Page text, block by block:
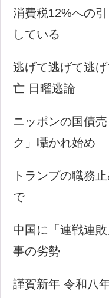
消費税12%への
している
逃げて逃げて逃
亡 日曜逃論
ニッポンの国債
ク」囁かれ始め
トランプの職務
で
中国に「連戦連
事の劣勢
謹賀新年 令和八